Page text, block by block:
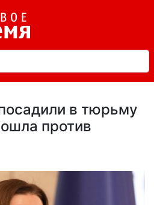
в тюрьму
против